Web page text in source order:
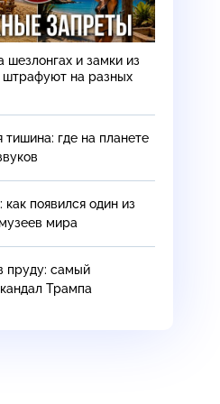
шезлонгах и замки из
штрафуют на разных
тишина: где на планете
появился один из
мира
пруду: самый
Трампа